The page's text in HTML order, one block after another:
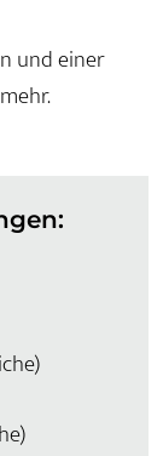
und einer